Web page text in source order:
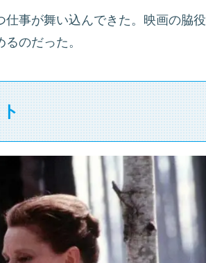
事が舞い込んできた。映画の脇役
のだった。